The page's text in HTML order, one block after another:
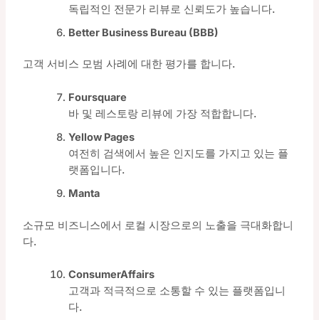
독립적인 전문가 리뷰로 신뢰도가 높습니다.
Better Business Bureau (BBB)
고객 서비스 모범 사례에 대한 평가를 합니다.
Foursquare
바 및 레스토랑 리뷰에 가장 적합합니다.
Yellow Pages
여전히 검색에서 높은 인지도를 가지고 있는 플
랫폼입니다.
Manta
소규모 비즈니스에서 로컬 시장으로의 노출을 극대화합니
다.
ConsumerAffairs
고객과 적극적으로 소통할 수 있는 플랫폼입니
다.